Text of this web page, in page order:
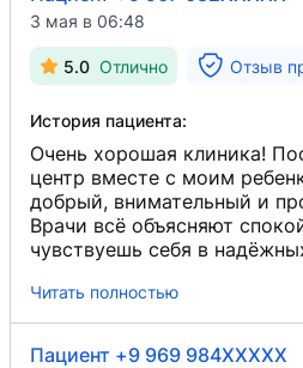
3 мая в 06:48
5.0 Отлично Отзыв
История пациента:
Очень хорошая клиника!
центр вместе с моим
добрый, внимательный и
Врачи всё объясняют
чувствуешь себя в
Читать полностью
Пациент +9 969 984XXXXX